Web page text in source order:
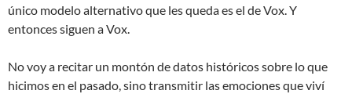
único modelo alternativo que les queda es el de Vox. Y
entonces siguen a Vox.
No voy a recitar un montón de datos históricos sobre lo que
hicimos en el pasado, sino transmitir las emociones que viví